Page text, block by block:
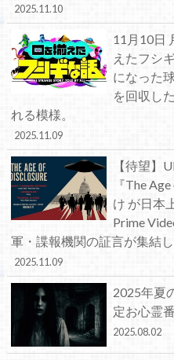
2025.11.10
11月10日
えたフシ
になった
を回収し
れる模様。
2025.11.09
【待望】
『The
け が日本
Prime
軍・諜報機関の証言が集結
2025.11.09
2025年夏
定お心霊
2025.08.02